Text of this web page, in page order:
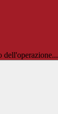
dell'operazione...